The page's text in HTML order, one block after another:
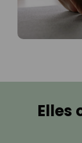
Elles